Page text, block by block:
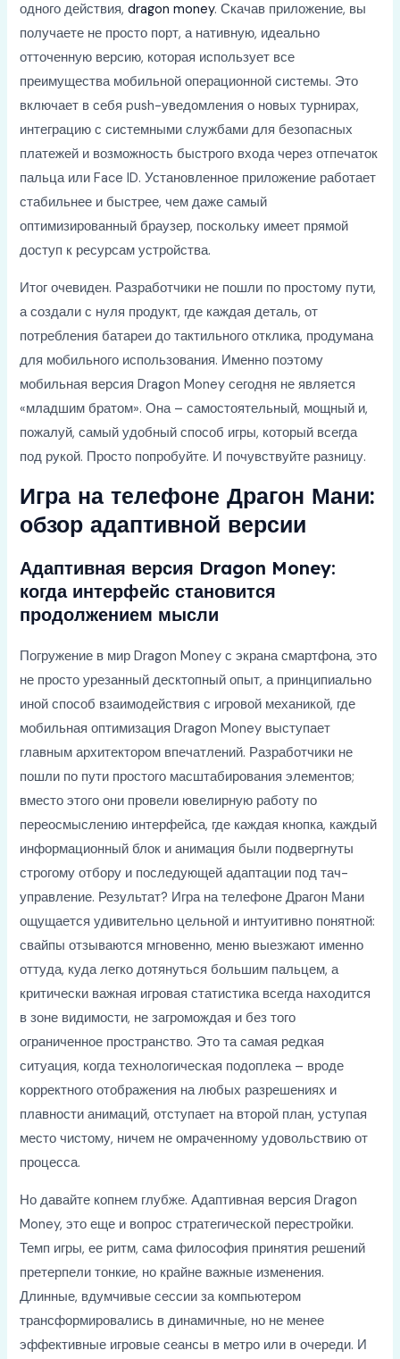
одного действия,dragon money. Скачав приложение, вы
получаете не просто порт, а нативную, идеально
отточенную версию, которая использует все
преимущества мобильной операционной системы. Это
включает в себя push-уведомления о новых турнирах,
интеграцию с системными службами для безопасных
платежей и возможность быстрого входа через отпечаток
пальца или Face ID. Установленное приложение работает
стабильнее и быстрее, чем даже самый
оптимизированный браузер, поскольку имеет прямой
доступ к ресурсам устройства.
Итог очевиден. Разработчики не пошли по простому пути,
а создали с нуля продукт, где каждая деталь, от
потребления батареи до тактильного отклика, продумана
для мобильного использования. Именно поэтому
мобильная версия Dragon Money сегодня не является
«младшим братом». Она – самостоятельный, мощный и,
пожалуй, самый удобный способ игры, который всегда
под рукой. Просто попробуйте. И почувствуйте разницу.
Игра на телефоне Драгон Мани:
обзор адаптивной версии
Адаптивная версия Dragon Money:
когда интерфейс становится
продолжением мысли
Погружение в мир Dragon Money с экрана смартфона, это
не просто урезанный десктопный опыт, а принципиально
иной способ взаимодействия с игровой механикой, где
мобильная оптимизация Dragon Money выступает
главным архитектором впечатлений. Разработчики не
пошли по пути простого масштабирования элементов;
вместо этого они провели ювелирную работу по
переосмыслению интерфейса, где каждая кнопка, каждый
информационный блок и анимация были подвергнуты
строгому отбору и последующей адаптации под тач-
управление. Результат? Игра на телефоне Драгон Мани
ощущается удивительно цельной и интуитивно понятной:
свайпы отзываются мгновенно, меню выезжают именно
оттуда, куда легко дотянуться большим пальцем, а
критически важная игровая статистика всегда находится
в зоне видимости, не загромождая и без того
ограниченное пространство. Это та самая редкая
ситуация, когда технологическая подоплека – вроде
корректного отображения на любых разрешениях и
плавности анимаций, отступает на второй план, уступая
место чистому, ничем не омраченному удовольствию от
процесса.
Но давайте копнем глубже. Адаптивная версия Dragon
Money, это еще и вопрос стратегической перестройки.
Темп игры, ее ритм, сама философия принятия решений
претерпели тонкие, но крайне важные изменения.
Длинные, вдумчивые сессии за компьютером
трансформировались в динамичные, но не менее
эффективные игровые сеансы в метро или в очереди. И